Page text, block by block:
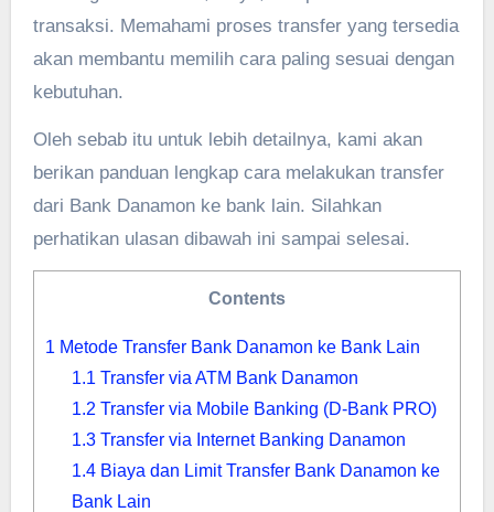
transaksi. Memahami proses transfer yang tersedia
akan membantu memilih cara paling sesuai dengan
kebutuhan.
Oleh sebab itu untuk lebih detailnya, kami akan
berikan panduan lengkap cara melakukan transfer
dari Bank Danamon ke bank lain. Silahkan
perhatikan ulasan dibawah ini sampai selesai.
Contents
1 Metode Transfer Bank Danamon ke Bank Lain
1.1 Transfer via ATM Bank Danamon
1.2 Transfer via Mobile Banking (D-Bank PRO)
1.3Transfer via Internet Banking Danamon
1.4Biaya dan Limit Transfer Bank Danamon ke
Bank Lain